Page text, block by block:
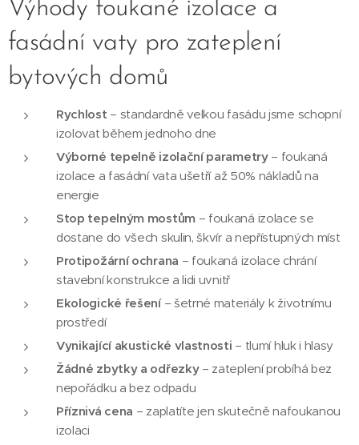
Výhody foukané izolace a
fasádní vaty pro zateplení
bytových domů
Rychlost – standardně velkou fasádu jsme schopní
izolovat během jednoho dne
Výborné tepelně izolační parametry– foukaná
izolace a fasádní vata ušetří až 50% nákladů na
energie
Stop tepelným mostům– foukaná izolace se
dostane do všech skulin, škvír a nepřístupných míst
Protipožární ochrana – foukaná izolace chrání
stavební konstrukce a lidi uvnitř
Ekologické řešení– šetrné materiály k životnímu
prostředí
Vynikající akustické vlastnosti – tlumí hluk i hlasy
Žádné zbytky a odřezky– zateplení probíhá bez
nepořádku a bez odpadu
Příznivá cena – zaplatíte jen skutečně nafoukanou
izolaci